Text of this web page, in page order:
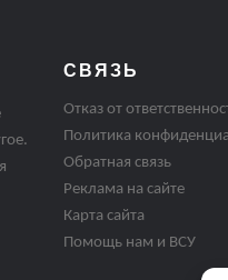
СВЯЗЬ
Отказ от
Политика
Обратная связь
Реклама на сайте
Карта сайта
Помощь нам и ВСУ